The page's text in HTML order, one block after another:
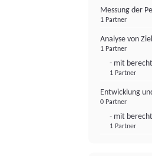
Messung der
1 Partner
Analyse von
1 Partner
- mit
1 Partner
Entwicklung
0 Partner
- mit
1 Partner